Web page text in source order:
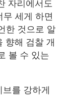
자리에서도
무 세게 하면
한 것으로 알
향해 검찰 개
볼 수 있는
를 강하게